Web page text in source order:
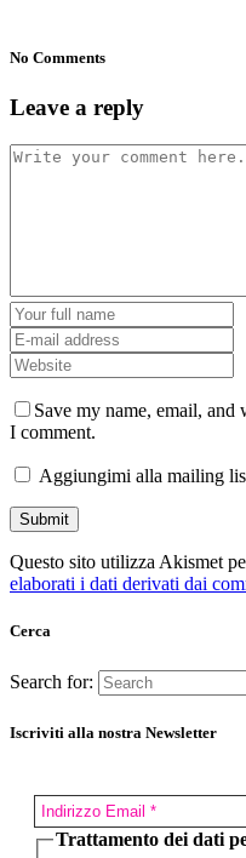
No Comments
Leave a reply
Save my name, email,
I comment.
Aggiungimi alla mailing
Questo sito utilizza Akismet
elaborati i dati derivati dai
Cerca
Search for:
Iscriviti alla nostra Newsletter
Trattamento dei dati